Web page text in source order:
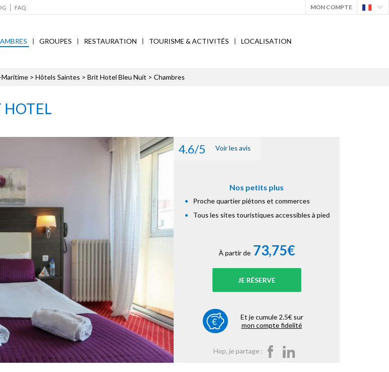
FAQ MON COMPTE
GROUPES RESTAURATION TOURISME & ACTIVITÉS LOCALISATION
> Hôtels Saintes > Brit Hotel Bleu Nuit > Chambres
HOTEL
4.6/5 Voir les avis
Nos petits plus
Proche quartier piétons et commerces
Tous les sites touristiques accessibles à pied
À partir de 73,75€
JE RÉSERVE
Et je cumule 2.5€ sur
mon compte fidelité
Hop, je partage :